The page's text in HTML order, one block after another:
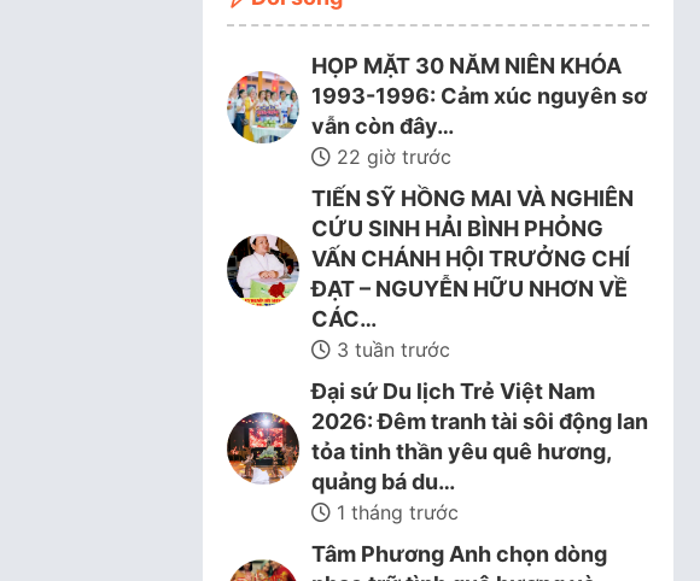
HỌP MẶT 30 NĂM NIÊN KHÓA
1993-1996: Cảm xúc nguyên sơ
vẫn còn đây…
22 giờ trước
TIẾN SỸ HỒNG MAI VÀ NGHIÊN
CỨU SINH HẢI BÌNH PHỎNG
VẤN CHÁNH HỘI TRƯỞNG CHÍ
ĐẠT – NGUYỄN HỮU NHƠN VỀ
CÁC…
3 tuần trước
Đại sứ Du lịch Trẻ Việt Nam
2026: Đêm tranh tài sôi động lan
tỏa tinh thần yêu quê hương,
quảng bá du…
1 tháng trước
Tâm Phương Anh chọn dòng